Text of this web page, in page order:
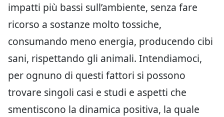
impatti più bassi sull’ambiente, senza fare
ricorso a sostanze molto tossiche,
consumando meno energia, producendo cibi
sani, rispettando gli animali. Intendiamoci,
per ognuno di questi fattori si possono
trovare singoli casi e studi e aspetti che
smentiscono la dinamica positiva, la quale